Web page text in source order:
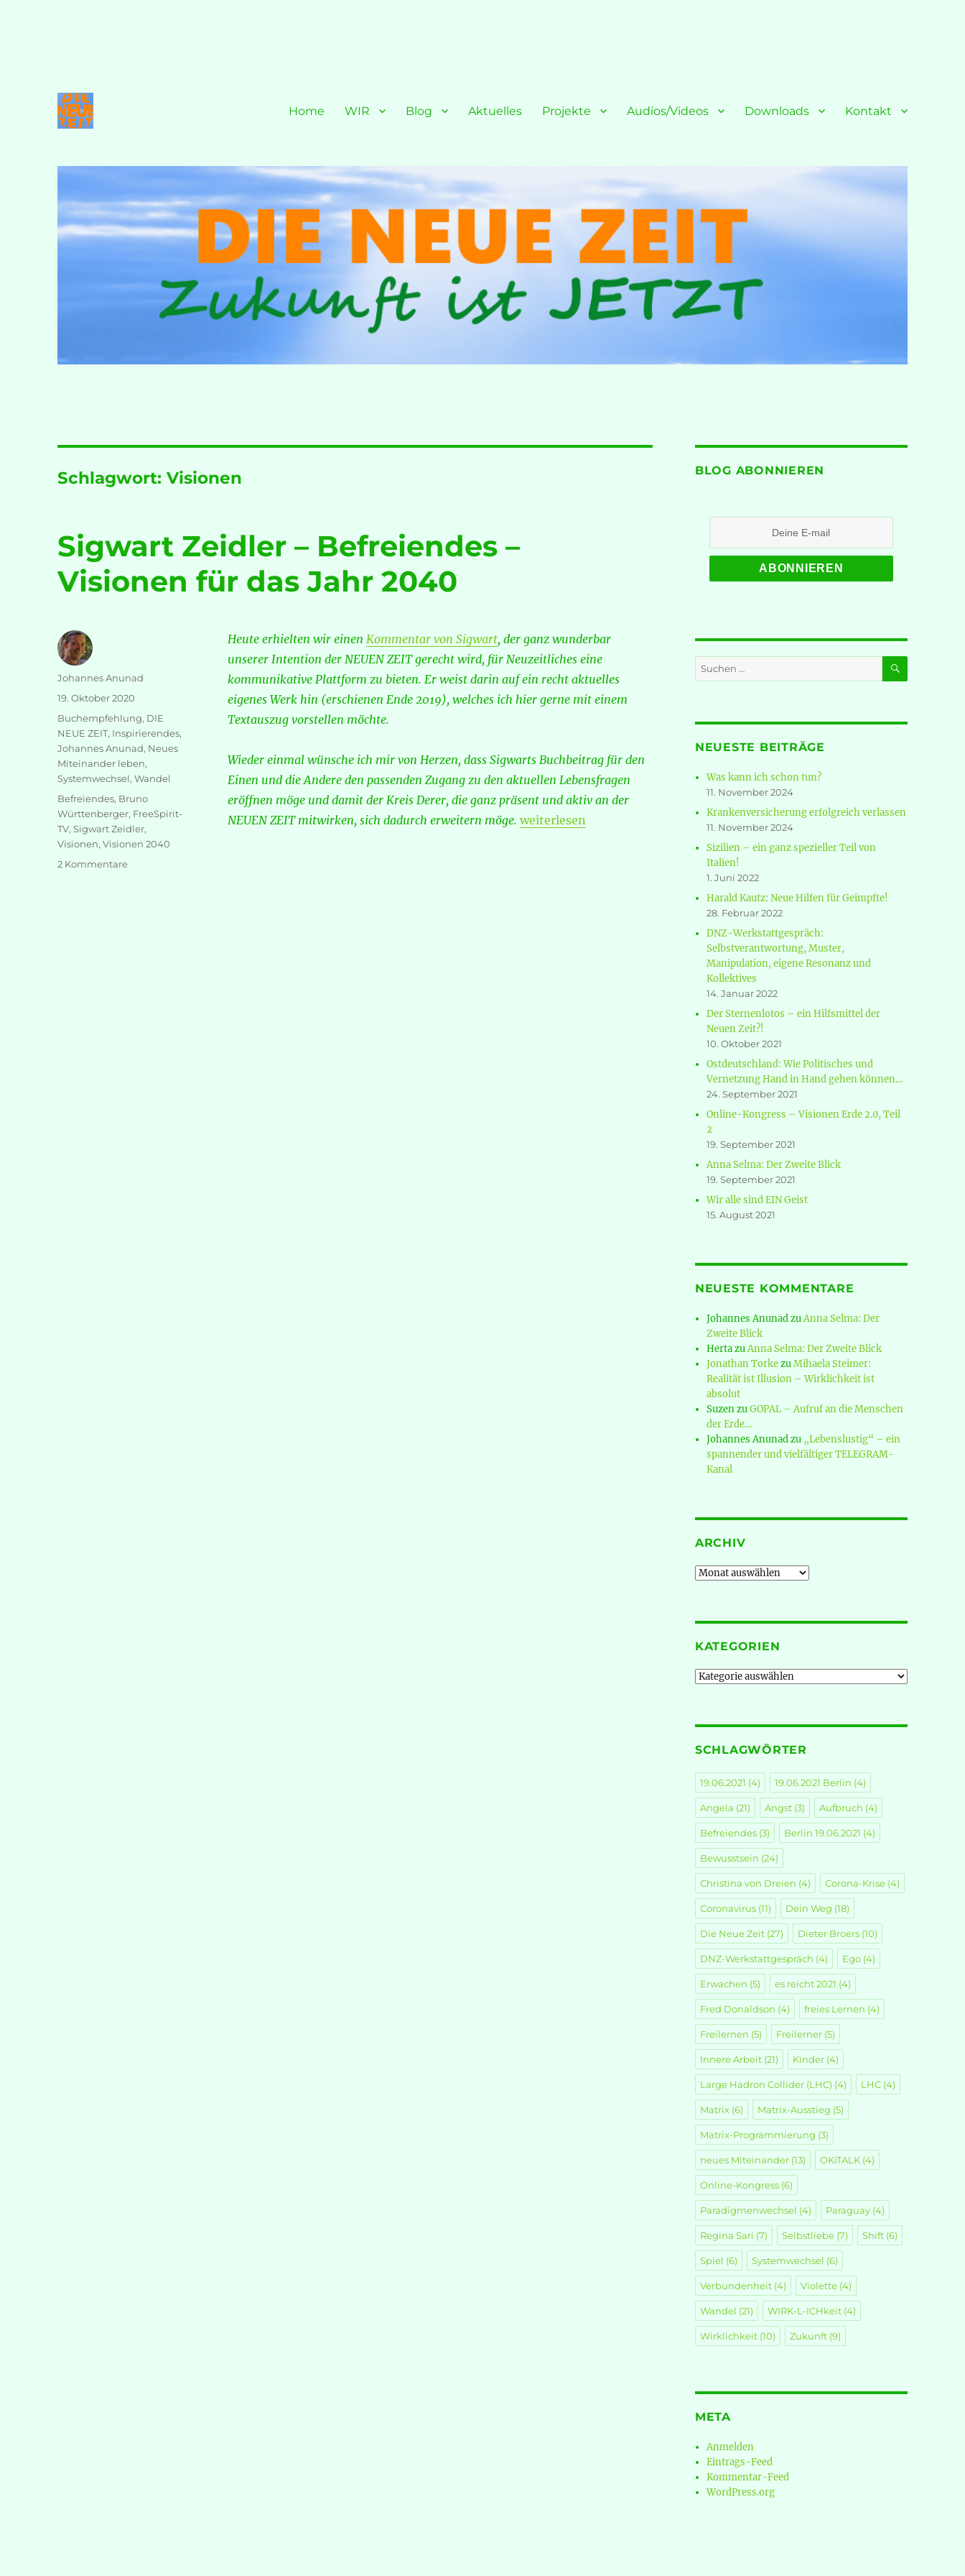
Home WIR Blog Aktuelles Projekte Audios/Videos Downloads Kontakt
Schlagwort:Visionen
Sigwart Zeidler – Befreiendes –
Visionen für das Jahr 2040
Heute erhielten wir einen Kommentar von Sigwart, der ganz wunderbar
unserer Intention der NEUEN ZEIT gerecht wird, für Neuzeitliches eine
kommunikative Plattform zu bieten. Er weist darin auf ein recht aktuelles
eigenes Werk hin (erschienen Ende 2019), welches ich hier gerne mit einem
Textauszug vorstellen möchte.
Wieder einmal wünsche ich mir von Herzen, dass Sigwarts Buchbeitrag für den
Einen und die Andere den passenden Zugang zu den aktuellen Lebensfragen
eröffnen möge und damit der Kreis Derer, die ganz präsent und aktiv an der
NEUEN ZEIT mitwirken, sich dadurch erweitern möge. „Sigwart Zeidler – Befreiendes – Visionen für das Jahr 2040“
weiterlesen
Autor
Johannes Anunad
Veröffentlicht
19. Oktober 2020
Kategorien
Buchempfehlung, DIE
NEUE ZEIT, Inspirierendes,
Johannes Anunad, Neues
Miteinander leben,
Systemwechsel,Wandel
Schlagwörter
Befreiendes, Bruno
Württenberger, FreeSpirit-
TV,Sigwart Zeidler,
Visionen,Visionen 2040
2 Kommentarezu
BLOG ABONNIEREN
Suche
nach:
SUCHEN
NEUESTE BEITRÄGE
Was kann ich schon tun?
11. November 2024
Krankenversicherung erfolgreich verlassen
11. November 2024
Sizilien – ein ganz spezieller Teil von
Italien!
1. Juni 2022
Harald Kautz: Neue Hilfen für Geimpfte!
28. Februar 2022
DNZ-Werkstattgespräch:
Selbstverantwortung, Muster,
Manipulation, eigene Resonanz und
Kollektives
14. Januar 2022
Der Sternenlotos – ein Hilfsmittel der
Neuen Zeit?!
10. Oktober 2021
Ostdeutschland: Wie Politisches und
Vernetzung Hand in Hand gehen können…
24. September 2021
Online-Kongress – Visionen Erde 2.0, Teil
2
19. September 2021
Anna Selma: Der Zweite Blick
19. September 2021
Wir alle sind EIN Geist
15. August 2021
NEUESTE KOMMENTARE
Johannes AnunadzuAnna Selma: Der
Zweite Blick
HertazuAnna Selma: Der Zweite Blick
Jonathan TorkezuMihaela Steimer:
Realität ist Illusion – Wirklichkeit ist
absolut
SuzenzuGOPAL – Aufruf an die Menschen
der Erde…
Johannes Anunadzu „Lebenslustig“ – ein
spannender und vielfältiger TELEGRAM-
Kanal
ARCHIV
Archiv
KATEGORIEN
Kategorien
SCHLAGWÖRTER
19.06.2021 (4) 19.06.2021 Berlin (4)
Angela (21) Angst(3) Aufbruch (4)
Befreiendes(3) Berlin 19.06.2021 (4)
Bewusstsein (24)
Christina von Dreien (4) Corona-Krise(4)
Coronavirus(11) Dein Weg (18)
Die Neue Zeit(27) Dieter Broers(10)
DNZ-Werkstattgespräch (4) Ego(4)
Erwachen (5) es reicht 2021 (4)
Fred Donaldson (4) freies Lernen (4)
Freilernen (5) Freilerner(5)
Innere Arbeit(21) Kinder(4)
Large Hadron Collider (LHC) (4) LHC(4)
Matrix(6) Matrix-Ausstieg (5)
Matrix-Programmierung (3)
neues Miteinander(13) OKiTALK(4)
Online-Kongress(6)
Paradigmenwechsel (4) Paraguay(4)
Regina Sari (7) Selbstliebe(7) Shift(6)
Spiel (6) Systemwechsel (6)
Verbundenheit(4) Violette(4)
Wandel (21) WIRK-L-ICHkeit(4)
Wirklichkeit(10) Zukunft(9)
META
Anmelden
Eintrags-Feed
Kommentar-Feed
WordPress.org